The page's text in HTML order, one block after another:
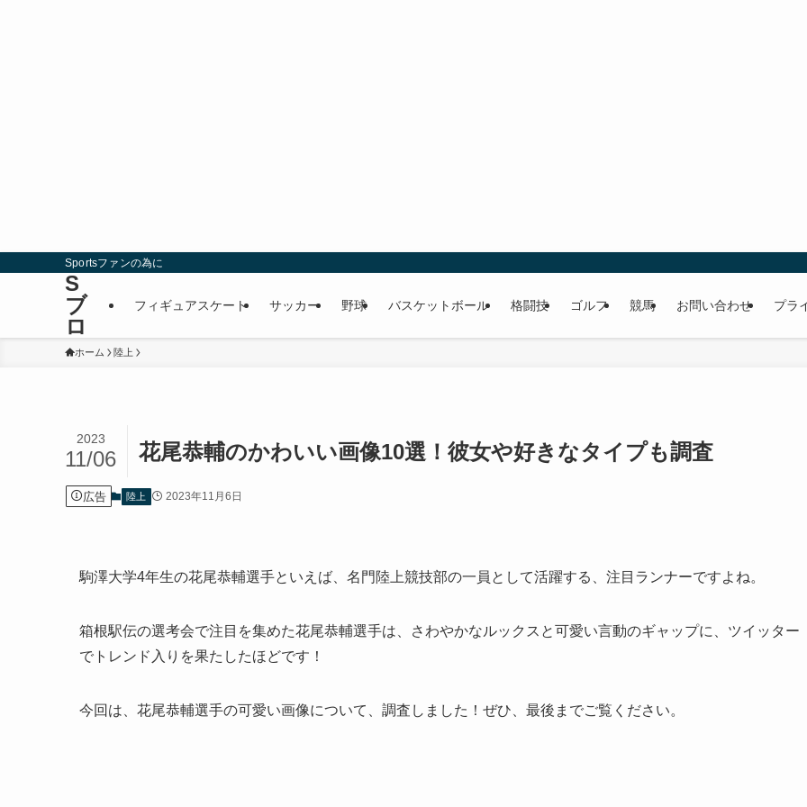
Sportsファンの為に
S
ブ
ロ
フィギュアスケート サッカー 野球 バスケットボール 格闘技 ゴルフ 競馬 お問い合わせ プラ
ホーム 陸上
花尾恭輔のかわいい画像10選！彼女や好きなタイプも調査
2023
11/06
広告 陸上 2023年11月6日
駒澤大学4年生の花尾恭輔選手といえば、名門陸上競技部の一員として活躍する、注目ランナーですよね。
箱根駅伝の選考会で注目を集めた花尾恭輔選手は、さわやかなルックスと可愛い言動のギャップに、ツイッター
でトレンド入りを果たしたほどです！
今回は、花尾恭輔選手の可愛い画像について、調査しました！ぜひ、最後までご覧ください。